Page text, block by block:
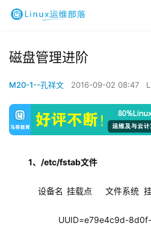
磁盘管理进阶
M20-1--孔祥文 2016-09-02 08:47
1、/etc/fstab文件
设备名 挂载点 文件系统
UUID=e79e4c9d-